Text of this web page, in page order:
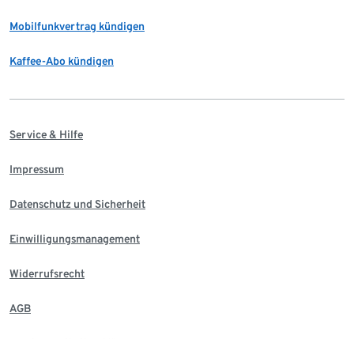
Mobilfunkvertrag kündigen
Kaffee-Abo kündigen
Service & Hilfe
Impressum
Datenschutz und Sicherheit
Einwilligungsmanagement
Widerrufsrecht
AGB